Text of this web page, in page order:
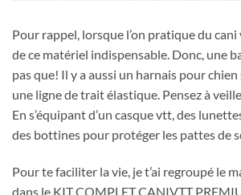
Pour rappel, lorsque l’on pratique du
de ce matériel indispensable. Donc, une
pas que! Il y a aussi un harnais pour
une ligne de trait élastique. Pensez à
En s’équipant d’un casque vtt, des
des bottines pour protéger les pattes de
Pour te faciliter la vie, je t’ai regroupé le
dans le KIT COMPLET CANIVTT